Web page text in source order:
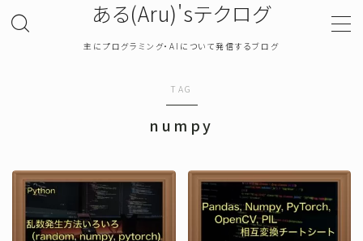
ある(Aru)'sテクログ
主にプログラミング・AIについて発信するブログ
お問い合わせ
TAG
numpy